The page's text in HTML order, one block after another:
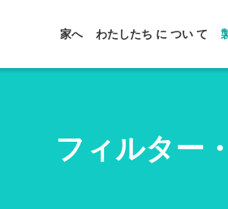
家へ わたしたち に つい て
フィルター